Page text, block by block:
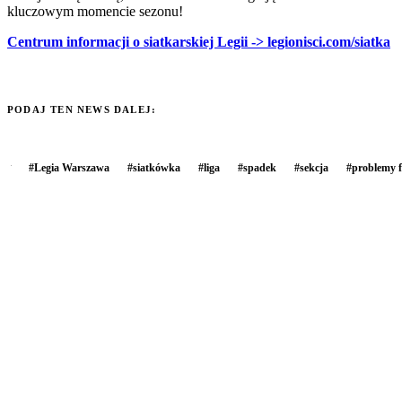
kluczowym momencie sezonu!
Centrum informacji o siatkarskiej Legii -> legionisci.com/siatka
PODAJ TEN NEWS DALEJ:
#Legia Warszawa #siatkówka #liga #spadek #sekcja #problemy